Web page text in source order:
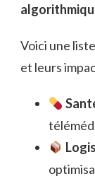
Voici une
et leurs